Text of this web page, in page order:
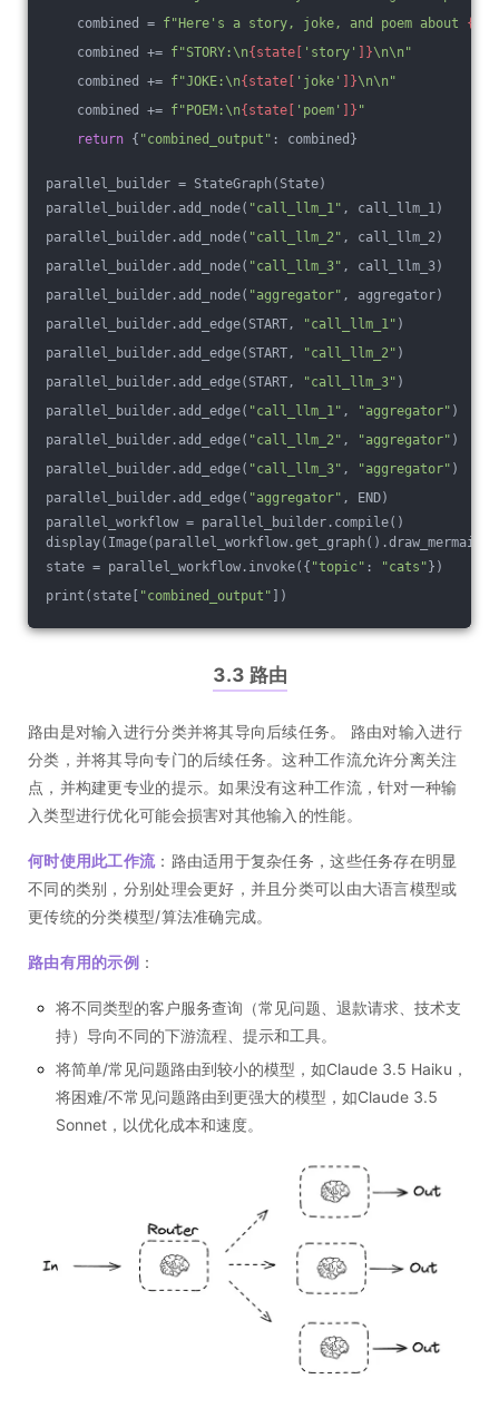
combined = f"Here's a story, joke, and poem about
combined += f"STORY:\n{state[ 'story' ]}\n\n"
combined += f"JOKE:\n{state[ 'joke' ]}\n\n"
combined += f"POEM:\n{state[ 'poem' ]} "
return { "combined_output" : combined}
parallel_builder = StateGraph(State)
parallel_builder.add_node( "call_llm_1" , call_llm_1)
parallel_builder.add_node( "call_llm_2" , call_llm_2)
parallel_builder.add_node( "call_llm_3" , call_llm_3)
parallel_builder.add_node( "aggregator" , aggregator)
parallel_builder.add_edge(START,
"call_llm_1" )
parallel_builder.add_edge(START,
"call_llm_2" )
parallel_builder.add_edge(START,
"call_llm_3" )
parallel_builder.add_edge( "call_llm_1" , "aggregator" )
parallel_builder.add_edge( "call_llm_2" , "aggregator" )
parallel_builder.add_edge( "call_llm_3" , "aggregator" )
parallel_builder.add_edge( "aggregator" , END)
parallel_workflow = parallel_builder.compile()
state = parallel_workflow.invoke({ "topic" : "cats"})
print(state[ "combined_output" ])
3.3 路由
路由是对输入进行分类并将其导向后续任务。 路由对输入进行
分类，并将其导向专门的后续任务。这种工作流允许分离关注
点，并构建更专业的提示。如果没有这种工作流，针对一种输
入类型进行优化可能会损害对其他输入的性能。
何时使用此工作流：路由适用于复杂任务，这些任务存在明显
不同的类别，分别处理会更好，并且分类可以由大语言模型或
更传统的分类模型/算法准确完成。
路由有用的示例：
将不同类型的客户服务查询（常见问题、退款请求、技术支
持）导向不同的下游流程、提示和工具。
将简单/常见问题路由到较小的模型，如Claude 3.5 Haiku，
将困难/不常见问题路由到更强大的模型，如Claude 3.5
Sonnet，以优化成本和速度。